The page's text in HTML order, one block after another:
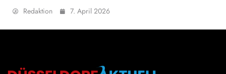
Redaktion 7. April 2026